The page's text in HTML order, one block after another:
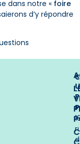
dans notre « foire
d’y répondre